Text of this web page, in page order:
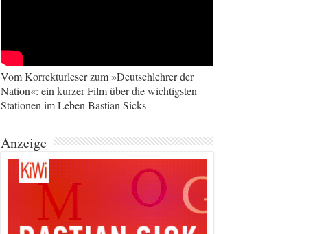
Vom Korrekturleser zum »Deutschlehrer der
Nation«: ein kurzer Film über die wichtigsten
Stationen im Leben Bastian Sicks
Anzeige